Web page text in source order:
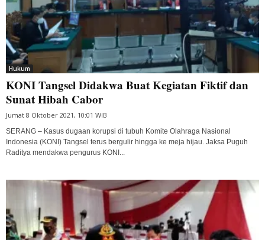
Hukum
KONI Tangsel Didakwa Buat Kegiatan Fiktif dan
Sunat Hibah Cabor
Jumat 8 Oktober 2021, 10:01 WIB
SERANG – Kasus dugaan korupsi di tubuh Komite Olahraga Nasional
Indonesia (KONI) Tangsel terus bergulir hingga ke meja hijau. Jaksa Puguh
Raditya mendakwa pengurus KONI...